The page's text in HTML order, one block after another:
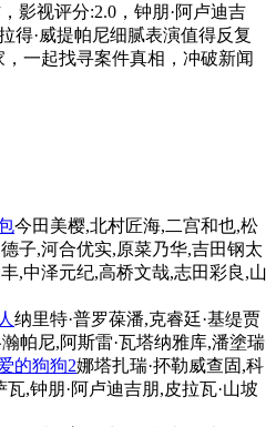
影视评分:2.0，钟朋·阿卢迪吉
得·威提帕尼细腻表演值得反复
起找寻案件真相，冲破新闻
今田美樱,北村匠海,二宫和也,松
子,河合优实,原菜乃华,吉田钢太
,中泽元纪,高桥文哉,志田彩良,山
纳里特·普罗葆潘,克睿廷·基缇贾
帕尼,阿斯雷·瓦塔纳雅库,潘塗瑞
的狗狗2娜塔扎瑞·抔勒威查固,科
瓦,钟朋·阿卢迪吉朋,皮拉瓦·山坡